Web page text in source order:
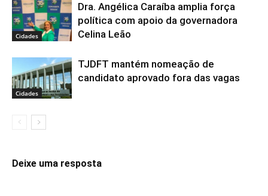
Cidades
Dra. Angélica Caraíba amplia força
política com apoio da governadora
Celina Leão
Cidades
TJDFT mantém nomeação de
candidato aprovado fora das vagas
Deixe uma resposta